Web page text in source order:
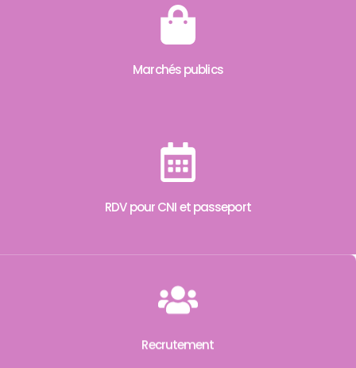
Marchés publics
RDV pour CNI et passeport
Recrutement